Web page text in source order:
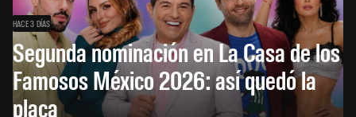
HACE 3 DÍAS
Segunda nominación en La Casa de los
Famosos México 2026: así quedó la
placa